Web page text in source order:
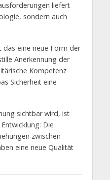
liefert
sondern auch
eine neue Form der
Anerkennung der
Kompetenz
Sicherheit eine
sichtbar wird, ist
Die
zwischen
eine neue Qualität